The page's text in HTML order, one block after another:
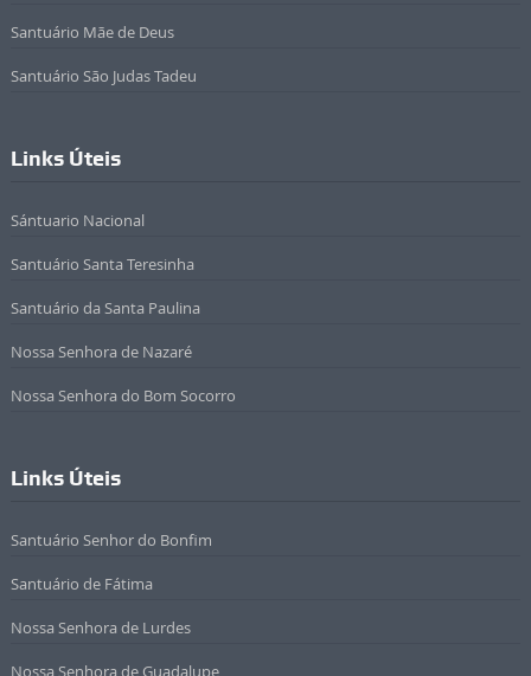
Santuário Mãe de Deus
Santuário São Judas Tadeu
Links Úteis
Sántuario Nacional
Santuário Santa Teresinha
Santuário da Santa Paulina
Nossa Senhora de Nazaré
Nossa Senhora do Bom Socorro
Links Úteis
Santuário Senhor do Bonfim
Santuário de Fátima
Nossa Senhora de Lurdes
Nossa Senhora de Guadalupe